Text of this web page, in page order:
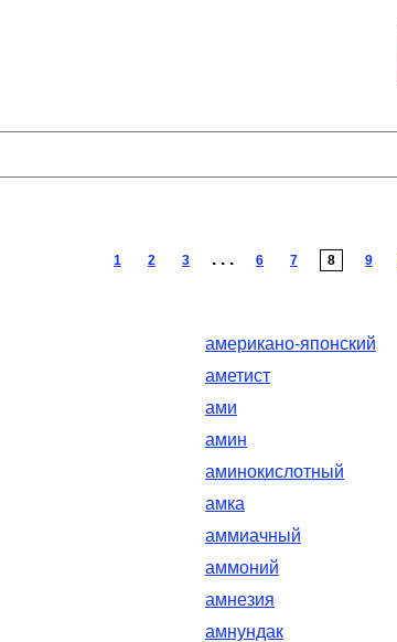
1 2 3 . . . 6 7 8 9
американо-японский
аметист
ами
амин
аминокислотный
амка
аммиачный
аммоний
амнезия
амнундак